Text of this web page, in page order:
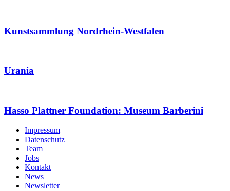
Kunstsammlung Nordrhein-Westfalen
Urania
Hasso Plattner Foundation: Museum Barberini
Impressum
Datenschutz
Team
Jobs
Kontakt
News
Newsletter